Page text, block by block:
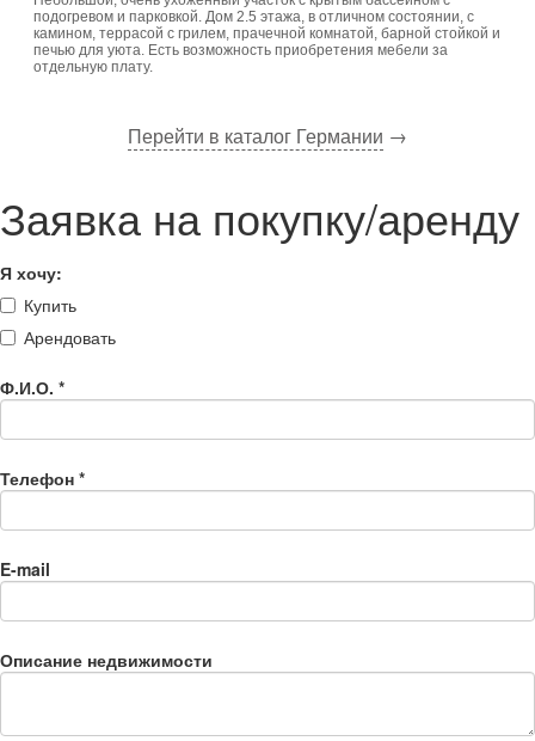
подогревом и парковкой. Дом 2.5 этажа, в отличном состоянии, с
камином, террасой с грилем, прачечной комнатой, барной стойкой и
печью для уюта. Есть возможность приобретения мебели за
отдельную плату.
Перейти в каталог Германии →
Заявка на покупку/аренду
Я хочу:
Купить
Арендовать
Ф.И.О. *
Телефон *
E-mail
Описание недвижимости